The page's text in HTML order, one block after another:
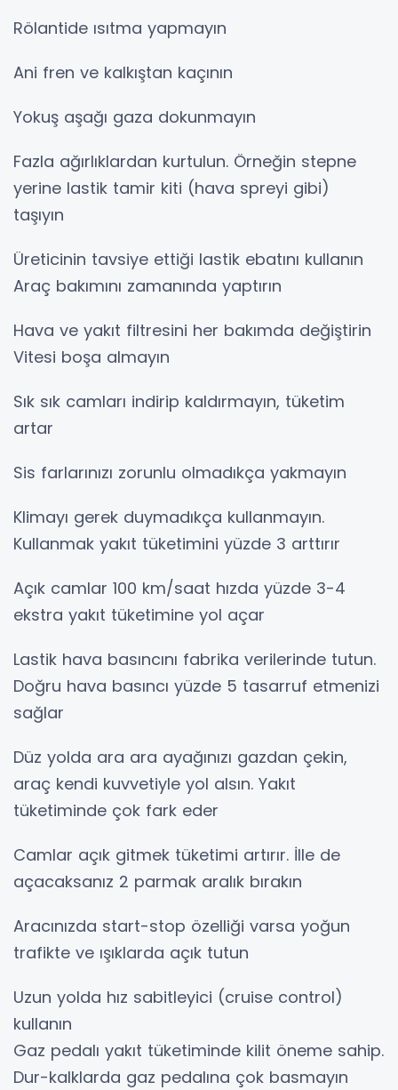
Rölantide ısıtma yapmayın
Ani fren ve kalkıştan kaçının
Yokuş aşağı gaza dokunmayın
Fazla ağırlıklardan kurtulun. Örneğin stepne
yerine lastik tamir kiti (hava spreyi gibi)
taşıyın
Üreticinin tavsiye ettiği lastik ebatını kullanın
Araç bakımını zamanında yaptırın
Hava ve yakıt filtresini her bakımda değiştirin
Vitesi boşa almayın
Sık sık camları indirip kaldırmayın, tüketim
artar
Sis farlarınızı zorunlu olmadıkça yakmayın
Klimayı gerek duymadıkça kullanmayın.
Kullanmak yakıt tüketimini yüzde 3 arttırır
Açık camlar 100 km/saat hızda yüzde 3-4
ekstra yakıt tüketimine yol açar
Lastik hava basıncını fabrika verilerinde tutun.
Doğru hava basıncı yüzde 5 tasarruf etmenizi
sağlar
Düz yolda ara ara ayağınızı gazdan çekin,
araç kendi kuvvetiyle yol alsın. Yakıt
tüketiminde çok fark eder
Camlar açık gitmek tüketimi artırır. İlle de
açacaksanız 2 parmak aralık bırakın
Aracınızda start-stop özelliği varsa yoğun
trafikte ve ışıklarda açık tutun
Uzun yolda hız sabitleyici (cruise control)
kullanın
Gaz pedalı yakıt tüketiminde kilit öneme sahip.
Dur-kalklarda gaz pedalına çok basmayın